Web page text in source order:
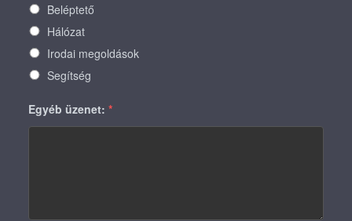
Beléptető
Hálózat
Irodai megoldások
Segítség
Egyéb üzenet: *